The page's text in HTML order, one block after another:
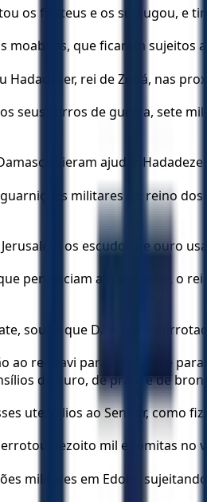
os filisteus e os subjugou, e
moabitas, que ficaram sujeitos
Hadadezer, rei de Zobá, nas
seus carros de guerra, sete
vieram ajudar
guarnições militares no reino
os escudos de ouro
que pertenciam a Hadadezer, o
soube que Davi tinha
ao rei Davi para saudá-lo e
de ouro, de prata e de
utensílios ao Senhor, como
dezoito mil edomitas no
militares em Edom,